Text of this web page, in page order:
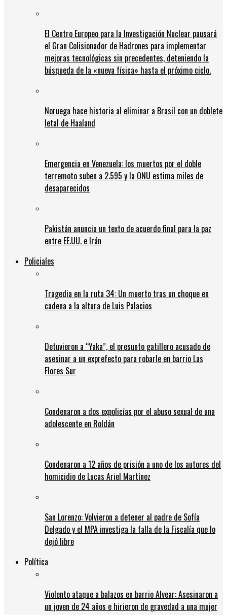
El Centro Europeo para la Investigación Nuclear pausará
el Gran Colisionador de Hadrones para implementar
mejoras tecnológicas sin precedentes, deteniendo la
búsqueda de la «nueva física» hasta el próximo ciclo.
Noruega hace historia al eliminar a Brasil con un doblete
letal de Haaland
Emergencia en Venezuela: los muertos por el doble
terremoto suben a 2.595 y la ONU estima miles de
desaparecidos
Pakistán anuncia un texto de acuerdo final para la paz
entre EE.UU. e Irán
Policiales
Tragedia en la ruta 34: Un muerto tras un choque en
cadena a la altura de Luis Palacios
Detuvieron a “Yaka”, el presunto gatillero acusado de
asesinar a un exprefecto para robarle en barrio Las
Flores Sur
Condenaron a dos expolicías por el abuso sexual de una
adolescente en Roldán
Condenaron a 12 años de prisión a uno de los autores del
homicidio de Lucas Ariel Martínez
San Lorenzo: Volvieron a detener al padre de Sofía
Delgado y el MPA investiga la falla de la Fiscalía que lo
dejó libre
Política
Violento ataque a balazos en barrio Alvear: Asesinaron a
un joven de 24 años e hirieron de gravedad a una mujer